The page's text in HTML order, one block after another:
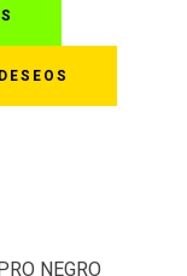
múltiples
variantes.
elegir